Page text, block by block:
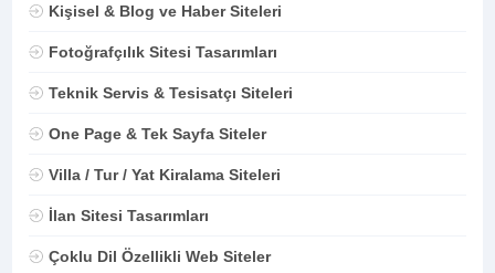
Kişisel & Blog ve Haber Siteleri
Fotoğrafçılık Sitesi Tasarımları
Teknik Servis & Tesisatçı Siteleri
One Page & Tek Sayfa Siteler
Villa / Tur / Yat Kiralama Siteleri
İlan Sitesi Tasarımları
Çoklu Dil Özellikli Web Siteler